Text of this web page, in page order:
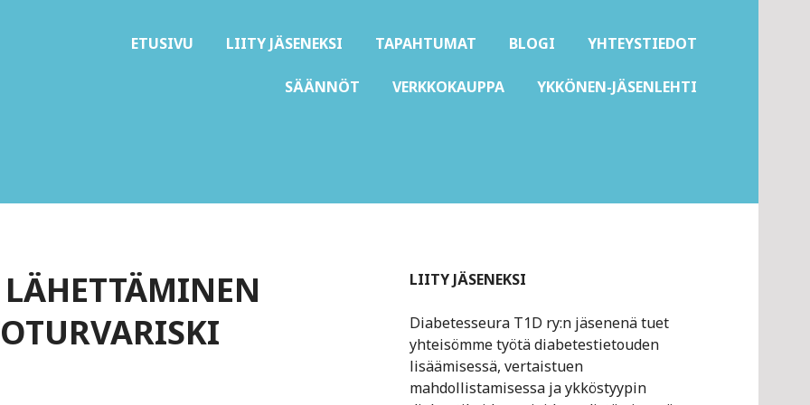
ETUSIVU LIITY JÄSENEKSI TAPAHTUMAT BLOGI YHTEYSTIEDOT
SÄÄNNÖT VERKKOKAUPPA YKKÖNEN-JÄSENLEHTI
LIITY JÄSENEKSI
Diabetesseura T1D ry:n jäsenenä tuet
yhteisömme työtä diabetestietouden
lisäämisessä, vertaistuen
mahdollistamisessa ja ykköstyypin